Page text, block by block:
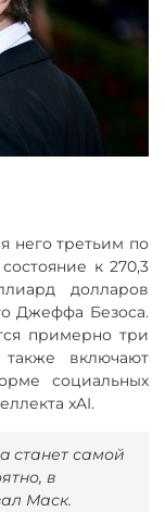
него третьим по
к 270,3
долларов
Джеффа Безоса.
примерно три
включают
социальных
xAI.
станет самой
в
Маск.